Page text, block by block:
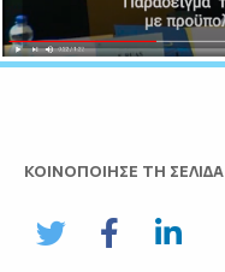
ΚΟΙΝΟΠΟΙΗΣΕ ΤΗ ΣΕΛΙΔΑ